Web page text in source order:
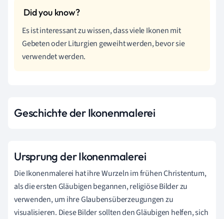
Es ist interessant zu wissen, dass viele Ikonen mit
Gebeten oder Liturgien geweiht werden, bevor sie
verwendet werden.
Geschichte der Ikonenmalerei
Ursprung der Ikonenmalerei
Die Ikonenmalerei hat ihre Wurzeln im frühen Christentum,
als die ersten Gläubigen begannen, religiöse Bilder zu
verwenden, um ihre Glaubensüberzeugungen zu
visualisieren. Diese Bilder sollten den Gläubigen helfen, sich